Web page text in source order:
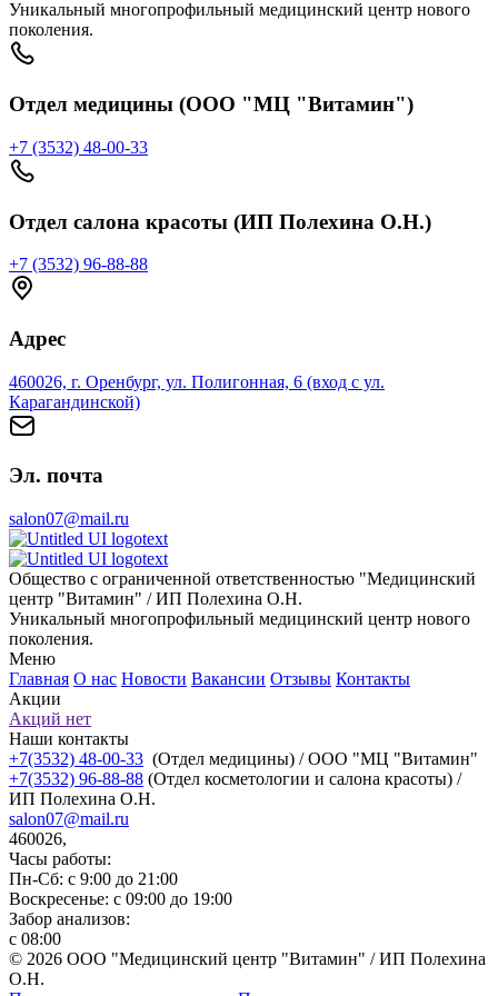
Уникальный многопрофильный медицинский центр нового
поколения.
Отдел медицины (ООО "МЦ "Витамин")
+7 (3532) 48-00-33
Отдел салона красоты (ИП Полехина О.Н.)
+7 (3532) 96-88-88
Адрес
460026, г. Оренбург, ул. Полигонная, 6 (вход с ул.
Карагандинской)
Эл. почта
salon07@mail.ru
Общество с ограниченной ответственностью "Медицинский
центр "Витамин" / ИП Полехина О.Н.
Уникальный многопрофильный медицинский центр нового
поколения.
Меню
Главная О нас Новости Вакансии Отзывы Контакты
Акции
Акций нет
Наши контакты
+7(3532) 48-00-33 (Отдел медицины) / ООО "МЦ "Витамин"
+7(3532) 96-88-88 (Отдел косметологии и салона красоты) /
ИП Полехина О.Н.
salon07@mail.ru
460026,
Часы работы:
Пн-Сб: с 9:00 до 21:00
Воскресенье: с 09:00 до 19:00
Забор анализов:
с 08:00
© 2026 ООО "Медицинский центр "Витамин" / ИП Полехина
О.Н.